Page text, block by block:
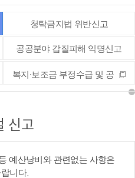
청탁금지법 위반신고
공공분야 갑질피해 익명신고
복지·보조금 부정수급 및 공
신고
예산낭비와 관련없는 사항은
니다.